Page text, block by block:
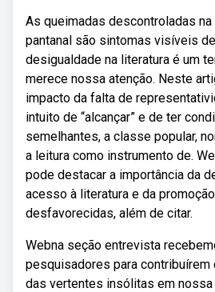
As queimadas descontroladas na
pantanal são sintomas visíveis
desigualdade na literatura é um
merece nossa atenção. Neste
impacto da falta de
intuito de “alcançar” e de ter
semelhantes, a classe popular,
a leitura como instrumento de.
pode destacar a importância da
acesso à literatura e da
desfavorecidas, além de citar.
Webna seção entrevista
pesquisadores para
das vertentes insólitas em